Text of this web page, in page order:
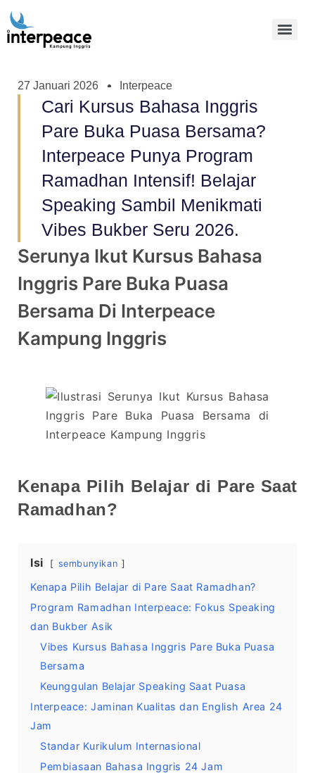
27 Januari 2026 Interpeace
Cari Kursus Bahasa Inggris
Pare Buka Puasa Bersama?
Interpeace Punya Program
Ramadhan Intensif! Belajar
Speaking Sambil Menikmati
Vibes Bukber Seru 2026.
Serunya Ikut Kursus Bahasa
Inggris Pare Buka Puasa
Bersama Di Interpeace
Kampung Inggris
Kenapa Pilih Belajar di Pare Saat
Ramadhan?
Isi sembunyikan
Kenapa Pilih Belajar di Pare Saat Ramadhan?
Program Ramadhan Interpeace: Fokus Speaking
dan Bukber Asik
Vibes Kursus Bahasa Inggris Pare Buka Puasa
Bersama
Keunggulan Belajar Speaking Saat Puasa
Interpeace: Jaminan Kualitas dan English Area 24
Jam
Standar Kurikulum Internasional
Pembiasaan Bahasa Inggris 24 Jam